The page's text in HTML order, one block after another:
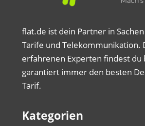
flat.de ist dein Partner in
Tarife und Telekommunikation.
erfahrenen Experten findest du
garantiert immer den besten
Tarif.
Kategorien